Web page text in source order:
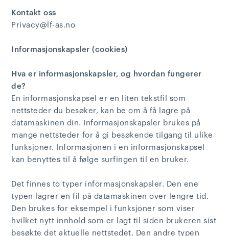
Kontakt oss
Privacy@lf-as.no
Informasjonskapsler (cookies)
Hva er informasjonskapsler, og hvordan fungerer
de?
En informasjonskapsel er en liten tekstfil som
nettsteder du besøker, kan be om å få lagre på
datamaskinen din. Informasjonskapsler brukes på
mange nettsteder for å gi besøkende tilgang til ulike
funksjoner. Informasjonen i en informasjonskapsel
kan benyttes til å følge surfingen til en bruker.
Det finnes to typer informasjonskapsler. Den ene
typen lagrer en fil på datamaskinen over lengre tid.
Den brukes for eksempel i funksjoner som viser
hvilket nytt innhold som er lagt til siden brukeren sist
besøkte det aktuelle nettstedet. Den andre typen